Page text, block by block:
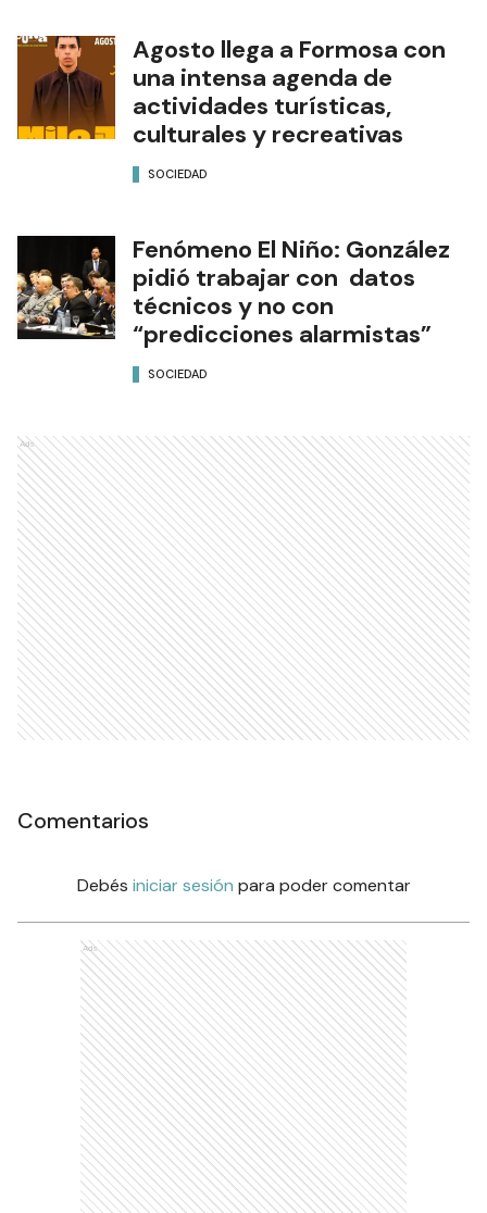
Agosto llega a Formosa con
una intensa agenda de
actividades turísticas,
culturales y recreativas
SOCIEDAD
Fenómeno El Niño: González
pidió trabajar con datos
técnicos y no con
“predicciones alarmistas”
SOCIEDAD
Ads
Comentarios
Debés iniciar sesión para poder comentar
Ads